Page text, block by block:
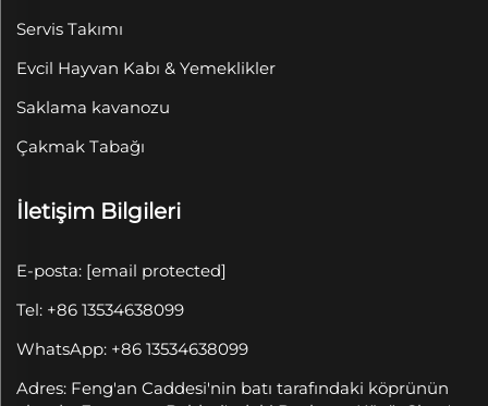
Servis Takımı
Evcil Hayvan Kabı & Yemeklikler
Saklama kavanozu
Çakmak Tabağı
İletişim Bilgileri
E-posta: [email protected]
Tel: +86 13534638099
WhatsApp: +86 13534638099
Adres: Feng'an Caddesi'nin batı tarafındaki köprünün